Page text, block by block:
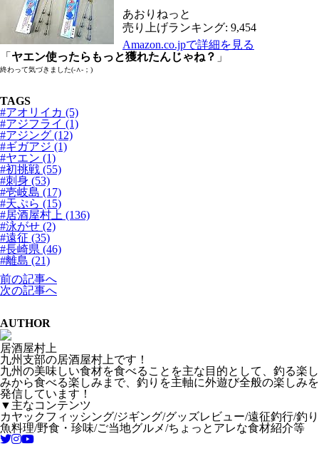
あおりねっと
売り上げランキング: 9,454
Amazon.co.jpで詳細を見る
「 ヤエン使ったらもっと獲れたんじゃね？ 」
終わって気づきました(-∧-；)
TAGS
#アオリイカ (5)
#アジフライ (1)
#アジング (12)
#ギガアジ (1)
#ヤエン (1)
#初挑戦 (55)
#刺身 (53)
#壱岐島 (17)
#天ぷら (15)
#居酒屋村上 (136)
#泳がせ (2)
#遠征 (35)
#長崎県 (46)
#離島 (21)
前の記事へ
次の記事へ
AUTHOR
居酒屋村上
九州支部の居酒屋村上です！
九州の美味しい食材を食べることを主な目的として、釣る楽し
みから食べる楽しみまで、釣りを主軸に外遊び全般の楽しみを
発信しています！
▼主なコンテンツ
カヤックフィッシング/ジギング/グッズレビュー/遠征釣行/釣り
魚料理/野食・珍味/ご当地グルメ/ちょっとアレな食材紹介等